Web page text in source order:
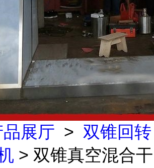
品展厅 > 双锥回转
> 双锥真空混合干